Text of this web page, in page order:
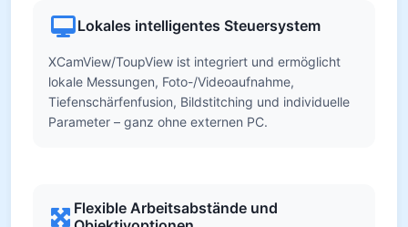
Lokales intelligentes Steuersystem
XCamView/ToupView ist integriert und ermöglicht
lokale Messungen, Foto-/Videoaufnahme,
Tiefenschärfenfusion, Bildstitching und individuelle
Parameter – ganz ohne externen PC.
Flexible Arbeitsabstände und